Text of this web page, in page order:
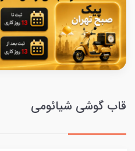
قاب گوشی شیائومی